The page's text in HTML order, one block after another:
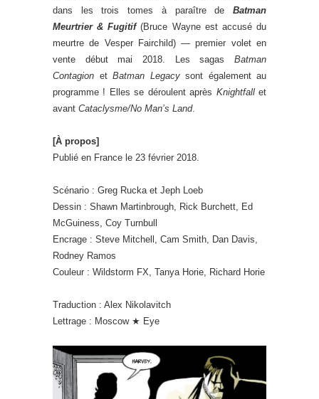
dans les trois tomes à paraître de Batman
Meurtrier & Fugitif(Bruce Wayne est accusé du
meurtre de Vesper Fairchild) — premier volet en
vente début mai 2018. Les sagas Batman
Contagion et Batman Legacysont également au
programme ! Elles se déroulent après Knightfallet
avant Cataclysme/No Man’s Land.
[À propos]
Publié en France le 23 février 2018.
Scénario : Greg Rucka et Jeph Loeb
Dessin : Shawn Martinbrough, Rick Burchett, Ed
McGuiness, Coy Turnbull
Encrage : Steve Mitchell, Cam Smith, Dan Davis,
Rodney Ramos
Couleur : Wildstorm FX, Tanya Horie, Richard Horie
Traduction : Alex Nikolavitch
Lettrage : Moscow ★ Eye